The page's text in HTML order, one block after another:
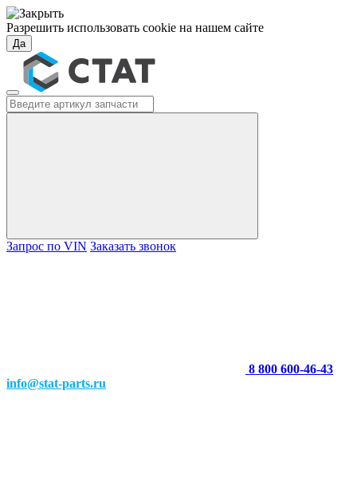
Разрешить использовать cookie на нашем сайте
Да
Запрос по VIN Заказать звонок
8 800 600-46-43
info@stat-parts.ru